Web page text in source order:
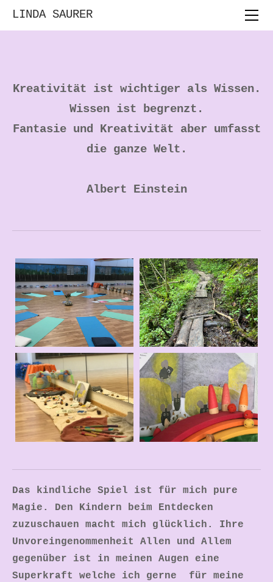
LINDA SAURER
Kreativität ist wichtiger als Wissen.
Wissen ist begrenzt.
​Fantasie und Kreativität aber umfasst
die ganze Welt.
​Albert Einstein
Das kindliche Spiel ist für mich pure
Magie. Den Kindern beim Entdecken
zuzuschauen macht mich glücklich. Ihre
Unvoreingenommenheit Allen und Allem
gegenüber ist in meinen Augen eine
Superkraft welche ich gerne für meine
FORTBILDUNGEN
VORTRÄGE
LEHRMITTEL
MUS-E
MALTANZ
KONTAKT